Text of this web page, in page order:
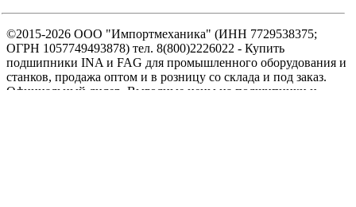
©2015-2026 ООО "Импортмеханика" (ИНН 7729538375;
ОГРН 1057749493878) тел. 8(800)2226022 - Купить
подшипники INA и FAG для промышленного оборудования и
станков, продажа оптом и в розницу со склада и под заказ.
Официальный дилер. Выгодные цены на подшипники и